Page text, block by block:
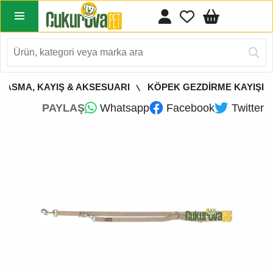
KAYIŞ & AKSESUARI KÖPEK GEZDİRME KAYIŞI
PAYLAŞ Whatsapp Facebook Twitter